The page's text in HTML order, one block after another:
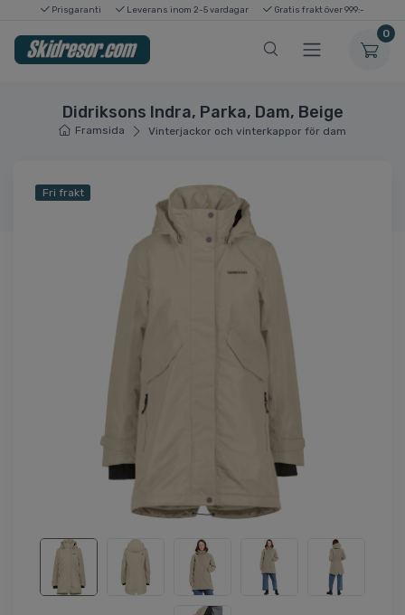
Prisgaranti Leverans inom 2-5 vardagar Gratis frakt över 999:-
0
Didriksons Indra, Parka, Dam, Beige
Framsida Vinterjackor och vinterkappor för dam
Fri frakt